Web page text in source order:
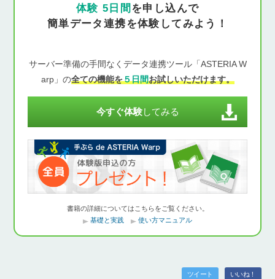
体験 5日間 を申し込んで
簡単データ連携を体験してみよう！
サーバー準備の手間なくデータ連携ツール「ASTERIA W
arp」の全ての機能を５日間お試しいただけます。
今すぐ体験してみる
書籍の詳細についてはこちらをご覧ください。
基礎と実践
使い方マニュアル
ツイート いいね！